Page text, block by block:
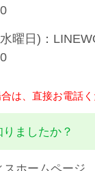
曜日)：
は、直接お電話く
ましたか？
ホームページ